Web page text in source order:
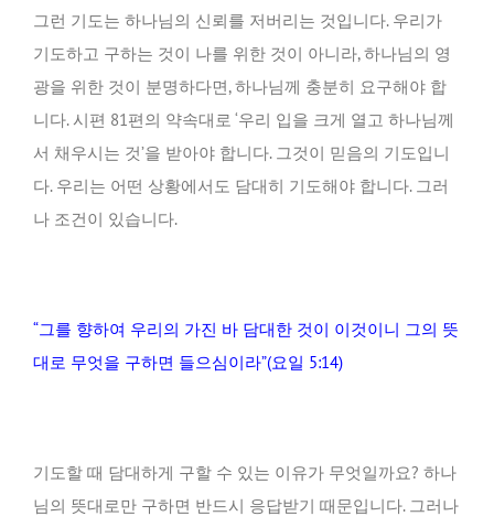
그런 기도는 하나님의 신뢰를 저버리는 것입니다. 우리가
기도하고 구하는 것이 나를 위한 것이 아니라, 하나님의 영
광을 위한 것이 분명하다면, 하나님께 충분히 요구해야 합
니다. 시편 81편의 약속대로 ‘우리 입을 크게 열고 하나님께
서 채우시는 것’을 받아야 합니다. 그것이 믿음의 기도입니
다. 우리는 어떤 상황에서도 담대히 기도해야 합니다. 그러
나 조건이 있습니다.
“그를 향하여 우리의 가진 바 담대한 것이 이것이니 그의 뜻
대로 무엇을 구하면 들으심이라”(요일 5:14)
기도할 때 담대하게 구할 수 있는 이유가 무엇일까요? 하나
님의 뜻대로만 구하면 반드시 응답받기 때문입니다. 그러나